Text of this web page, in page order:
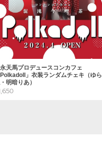
天馬プロデュースコンカフェ
Polkadoll」衣装ランダムチェキ（ゆら
明暗りあ）